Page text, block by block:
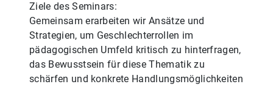
Ziele des Seminars:
Gemeinsam erarbeiten wir Ansätze und
Strategien, um Geschlechterrollen im
pädagogischen Umfeld kritisch zu hinterfragen,
das Bewusstsein für diese Thematik zu
schärfen und konkrete Handlungsmöglichkeiten